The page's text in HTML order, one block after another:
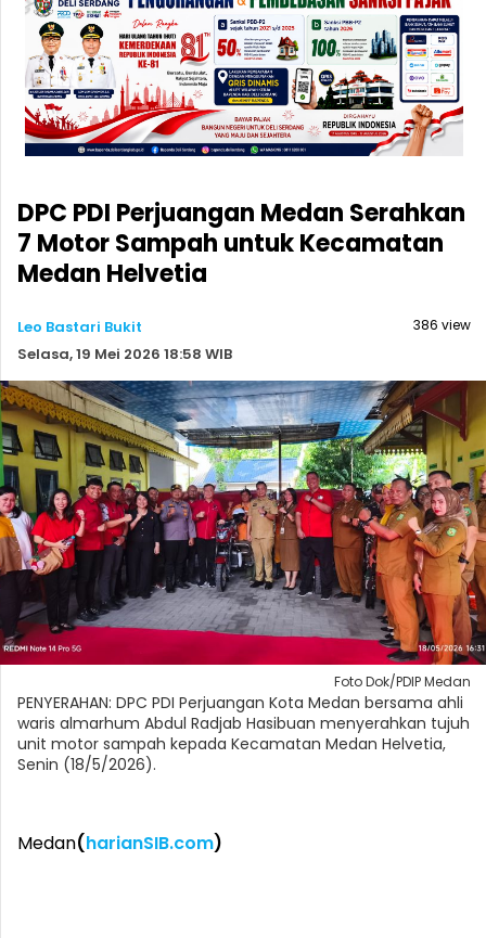
DPC PDI Perjuangan Medan Serahkan
7 Motor Sampah untuk Kecamatan
Medan Helvetia
Leo Bastari Bukit
Selasa, 19 Mei 2026 18:58 WIB
386 view
Foto Dok/PDIP Medan
PENYERAHAN: DPC PDI Perjuangan Kota Medan bersama ahli
waris almarhum Abdul Radjab Hasibuan menyerahkan tujuh
unit motor sampah kepada Kecamatan Medan Helvetia,
Senin (18/5/2026).
Medan(harianSIB.com)